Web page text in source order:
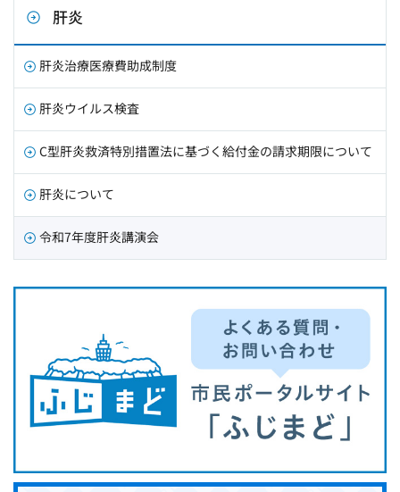
肝炎
肝炎治療医療費助成制度
肝炎ウイルス検査
C型肝炎救済特別措置法に基づく給付金の請求期限について
肝炎について
令和7年度肝炎講演会